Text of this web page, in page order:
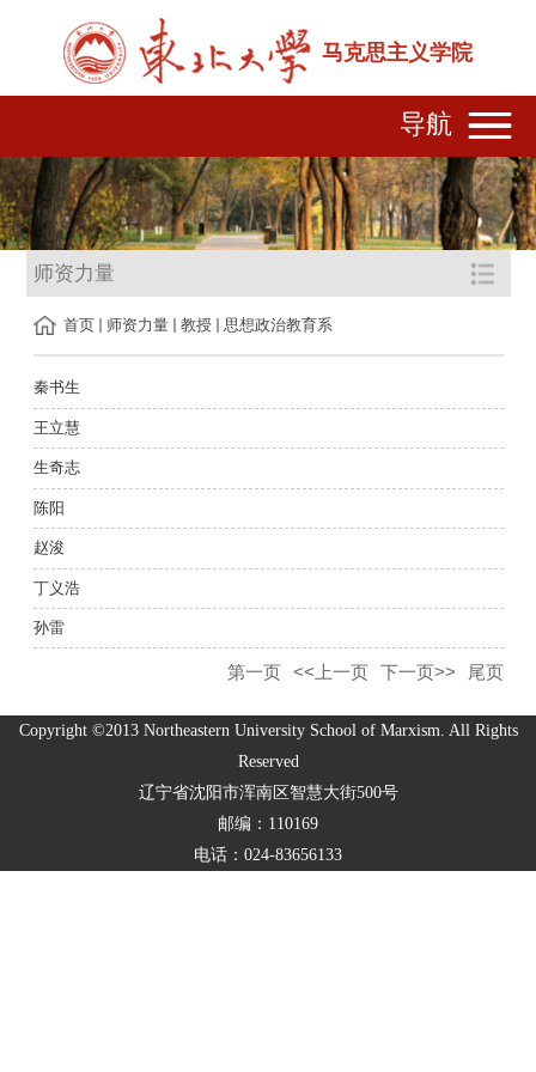
马克思主义学院
导航
师资力量
首页 师资力量 教授 思想政治教育系
秦书生
王立慧
生奇志
陈阳
赵浚
丁义浩
孙雷
第一页 <<上一页 下一页>> 尾页
Copyright ©2013 Northeastern University School of Marxism. All Rights
Reserved
辽宁省沈阳市浑南区智慧大街500号
邮编：110169
电话：024-83656133